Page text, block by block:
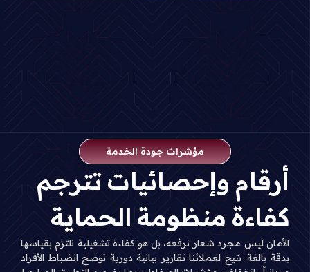
مؤشرات جودة الخدمة
أرقام وإحصائيات تترجم
كفاءة منظومة الحماية
الأمان ليس مجرد شعار نرفعه، بل هو كفاءة تشغيلية نلتزم بقياسها
بدقة بالغة. نتيح لعملائنا تقارير بيانية دورية توضح انضباط الأفراد